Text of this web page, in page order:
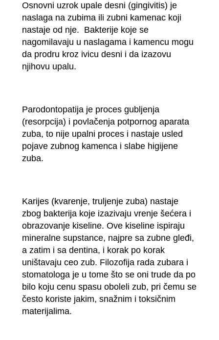
Osnovni uzrok upale desni (gingivitis) je
naslaga na zubima ili zubni kamenac koji
nastaje od nje. Bakterije koje se
nagomilavaju u naslagama i kamencu mogu
da prodru kroz ivicu desni i da izazovu
njihovu upalu.
Parodontopatija je proces gubljenja
(resorpcija) i povlačenja potpornog aparata
zuba, to nije upalni proces i nastaje usled
pojave zubnog kamenca i slabe higijene
zuba.
Karijes (kvarenje, truljenje zuba) nastaje
zbog bakterija koje izazivaju vrenje šećera i
obrazovanje kiseline. Ove kiseline ispiraju
mineralne supstance, najpre sa zubne gleđi,
a zatim i sa dentina, i korak po korak
uništavaju ceo zub. Filozofija rada zubara i
stomatologa je u tome što se oni trude da po
bilo koju cenu spasu oboleli zub, pri čemu se
često koriste jakim, snažnim i toksičnim
materijalima.